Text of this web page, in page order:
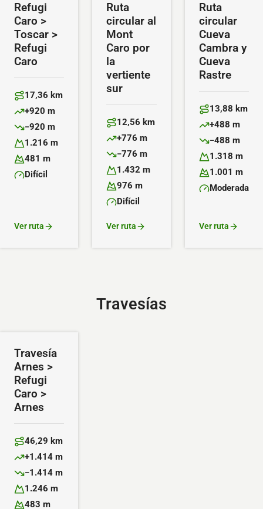
Refugi
Caro >
Toscar >
Refugi
Caro
Distancia:
17,36 km
Desnivel positivo:
+920 m
Desnivel negativo:
−920 m
Altitud máxima:
1.216 m
Altitud mínima:
481 m
Dificultad:
Difícil
Ver ruta
Ruta
circular al
Mont
Caro por
la
vertiente
sur
Distancia:
12,56 km
Desnivel positivo:
+776 m
Desnivel negativo:
−776 m
Altitud máxima:
1.432 m
Altitud mínima:
976 m
Dificultad:
Difícil
Ver ruta
Ruta
circular
Cueva
Cambra y
Cueva
Rastre
Distancia:
13,88 km
Desnivel
+488 m
Desnivel
−488 m
Altitud máxima:
1.318 m
Altitud mínima:
1.001 m
Dificultad:
Moderada
Ver ruta
Travesías
Travesía
Arnes >
Refugi
Caro >
Arnes
Distancia:
46,29 km
Desnivel positivo:
+1.414 m
Desnivel negativo:
−1.414 m
Altitud máxima:
1.246 m
483 m